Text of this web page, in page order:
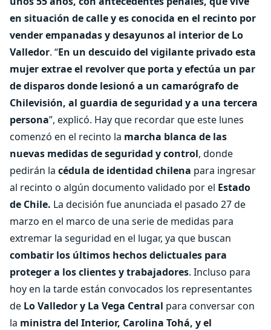
en situación de calle y es conocida en el recinto por
vender empanadas y desayunos al interior de Lo
Valledor. “En un descuido del vigilante privado esta
mujer extrae el revolver que porta y efectúa un par
de disparos donde lesionó a un camarógrafo de
Chilevisión, al guardia de seguridad y a una tercera
persona”, explicó. Hay que recordar que este lunes
comenzó en el recinto la marcha blanca de las
nuevas medidas de seguridad y control, donde
pedirán la cédula de identidad chilena para ingresar
al recinto o algún documento validado por el Estado
de Chile. La decisión fue anunciada el pasado 27 de
marzo en el marco de una serie de medidas para
extremar la seguridad en el lugar, ya que buscan
combatir los últimos hechos delictuales para
proteger a los clientes y trabajadores. Incluso para
hoy en la tarde están convocados los representantes
de Lo Valledor y La Vega Central para conversar con
la ministra del Interior, Carolina Tohá, y el